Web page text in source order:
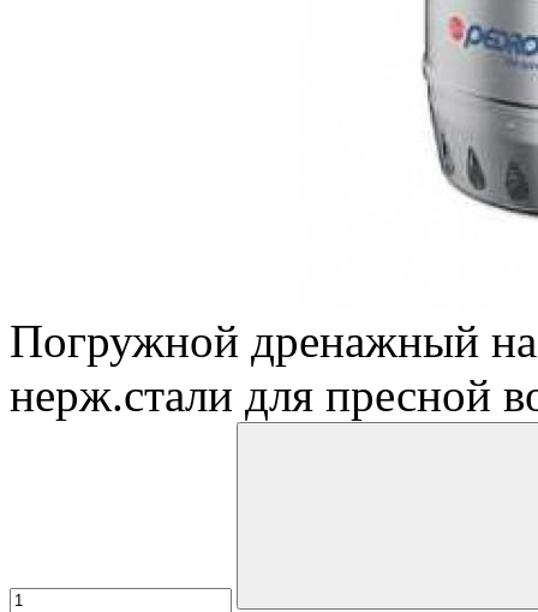
Погружной дренажный
нерж.стали для пресной